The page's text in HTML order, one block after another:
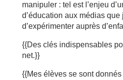
manipuler : tel est l’enjeu
d’éducation aux médias que
d’expérimenter auprès
{{Des clés indispensables
net.}}
{{Mes élèves se sont